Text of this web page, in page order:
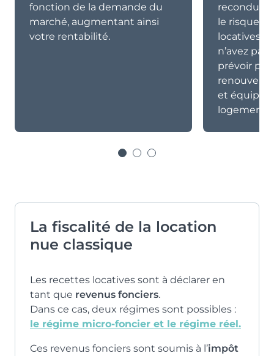
fonction de la demande du
marché, augmentant ainsi
votre rentabilité.
le risque
locatives.
n’avez
prévoir
et
logement.
La fiscalité de la location
nue classique
Les recettes locatives sont à déclarer en
tant que revenus fonciers.
Dans ce cas, deux régimes sont possibles :
le régime micro-foncier et le régime réel.
Ces revenus fonciers sont soumis à l’impôt